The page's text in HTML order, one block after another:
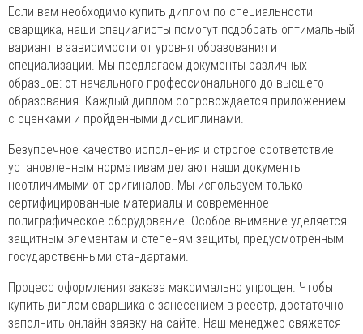
Если вам необходимо купить диплом по специальности
сварщика, наши специалисты помогут подобрать оптимальный
вариант в зависимости от уровня образования и
специализации. Мы предлагаем документы различных
образцов: от начального профессионального до высшего
образования. Каждый диплом сопровождается приложением
с оценками и пройденными дисциплинами.
Безупречное качество исполнения и строгое соответствие
установленным нормативам делают наши документы
неотличимыми от оригиналов. Мы используем только
сертифицированные материалы и современное
полиграфическое оборудование. Особое внимание уделяется
защитным элементам и степеням защиты, предусмотренным
государственными стандартами.
Процесс оформления заказа максимально упрощен. Чтобы
купить диплом сварщика с занесением в реестр, достаточно
заполнить онлайн-заявку на сайте. Наш менеджер свяжется